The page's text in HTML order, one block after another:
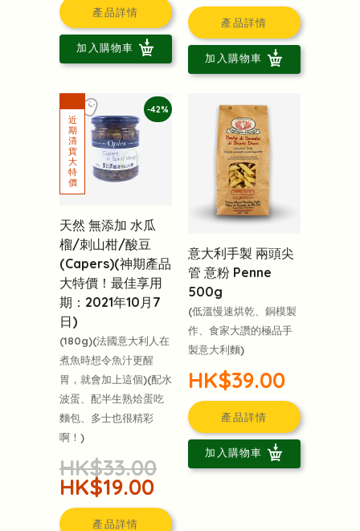
產品詳情
加入購物車
產品詳情
加入購物車
-42%
天然 無添加 水瓜
榴/刺山柑/酸豆
(Capers)(神期產品
大特價！最佳享用
期：2021年10月7
日)
(180g)(法國意大利人在
煮魚時想令魚汁更醒
胃，就會加上這個)(配水
波蛋、配半生熟烚蛋吃
麵包、多士也很精彩
啊！)
HK$33.00
HK$19.00
產品詳情
意大利手製 兩頭尖
管 意粉 Penne
500g
(低溫慢速烘乾、銅模製
作、食家大讚的極品手
製意大利麵)
HK$39.00
產品詳情
加入購物車